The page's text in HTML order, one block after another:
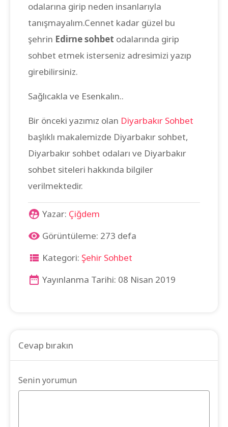
odalarına girip neden insanlarıyla
tanışmayalım.Cennet kadar güzel bu
şehrin Edirne sohbet odalarında girip
sohbet etmek isterseniz adresimizi yazıp
girebilirsiniz.
Sağlıcakla ve Esenkalın..
Bir önceki yazımız olan Diyarbakır Sohbet
başlıklı makalemizde Diyarbakır sohbet,
Diyarbakır sohbet odaları ve Diyarbakır
sohbet siteleri hakkında bilgiler
verilmektedir.
Yazar: Çiğdem
Görüntüleme: 273 defa
Kategori: Şehir Sohbet
Yayınlanma Tarihi: 08 Nisan 2019
Cevap bırakın
Senin yorumun